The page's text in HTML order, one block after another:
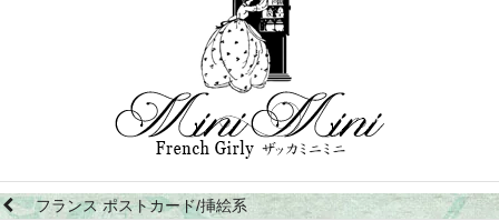
フランス ポストカード/挿絵系